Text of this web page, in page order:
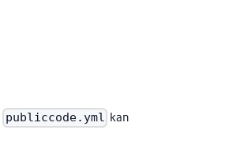
publiccode.yml kan